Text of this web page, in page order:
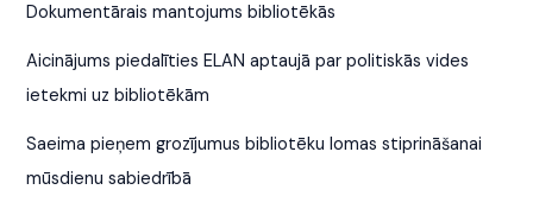
Dokumentārais mantojums bibliotēkās
Aicinājums piedalīties ELAN aptaujā par politiskās vides
ietekmi uz bibliotēkām
Saeima pieņem grozījumus bibliotēku lomas stiprināšanai
mūsdienu sabiedrībā